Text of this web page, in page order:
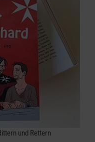
und Rettern